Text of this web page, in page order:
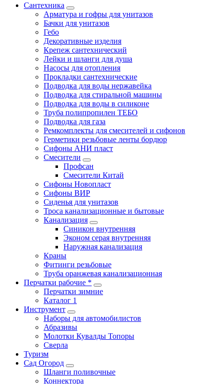
Сантехника
Арматура и гофры для унитазов
Бачки для унитазов
Гебо
Декоративные изделия
Крепеж сантехнический
Лейки и шланги для душа
Насосы для отопления
Прокладки сантехнические
Подводка для воды нержавейка
Подводка для стиральной машины
Подводка для воды в силиконе
Труба полипропилен ТЕБО
Подводка для газа
Ремкомплекты для смесителей и сифонов
Герметики резьбовые ленты бордюр
Сифоны АНИ пласт
Смесители
Профсан
Смесители Китай
Сифоны Новопласт
Сифоны ВИР
Сиденья для унитазов
Троса канализационные и бытовые
Канализация
Синикон внутренняя
Эконом серая внутренняя
Наружная канализация
Краны
Фитинги резьбовые
Труба оранжевая канализационная
Перчатки рабочие *
Перчатки зимние
Каталог 1
Инструмент
Наборы для автомобилистов
Абразивы
Молотки Кувалды Топоры
Сверла
Туризм
Сад Огород
Шланги поливочные
Коннектора